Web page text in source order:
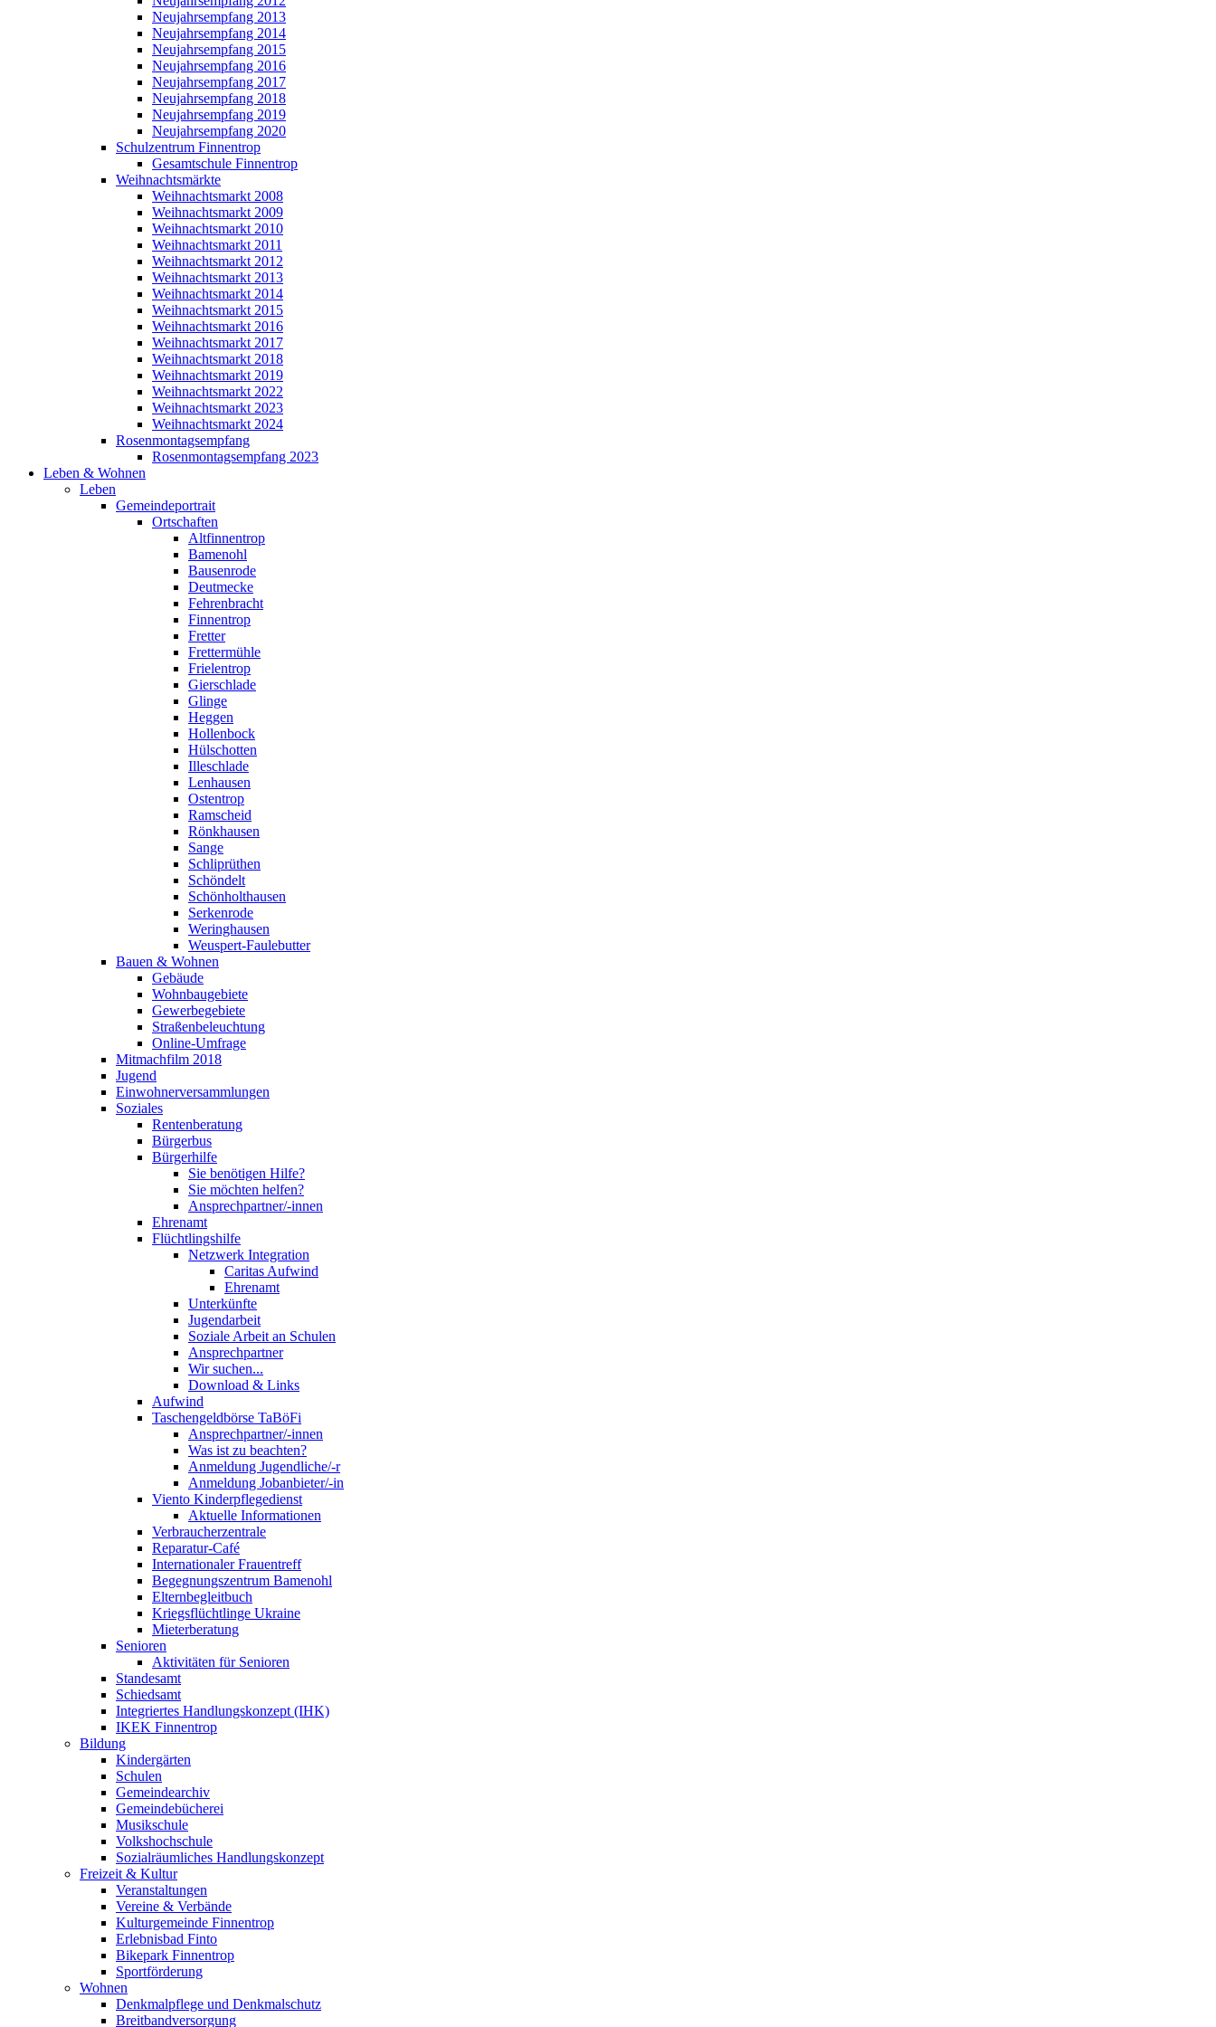
Neujahrsempfang 2013
Neujahrsempfang 2014
Neujahrsempfang 2015
Neujahrsempfang 2016
Neujahrsempfang 2017
Neujahrsempfang 2018
Neujahrsempfang 2019
Neujahrsempfang 2020
Schulzentrum Finnentrop
Gesamtschule Finnentrop
Weihnachtsmärkte
Weihnachtsmarkt 2008
Weihnachtsmarkt 2009
Weihnachtsmarkt 2010
Weihnachtsmarkt 2011
Weihnachtsmarkt 2012
Weihnachtsmarkt 2013
Weihnachtsmarkt 2014
Weihnachtsmarkt 2015
Weihnachtsmarkt 2016
Weihnachtsmarkt 2017
Weihnachtsmarkt 2018
Weihnachtsmarkt 2019
Weihnachtsmarkt 2022
Weihnachtsmarkt 2023
Weihnachtsmarkt 2024
Rosenmontagsempfang
Rosenmontagsempfang 2023
Leben & Wohnen
Leben
Gemeindeportrait
Ortschaften
Altfinnentrop
Bamenohl
Bausenrode
Deutmecke
Fehrenbracht
Finnentrop
Fretter
Frettermühle
Frielentrop
Gierschlade
Glinge
Heggen
Hollenbock
Hülschotten
Illeschlade
Lenhausen
Ostentrop
Ramscheid
Rönkhausen
Sange
Schliprüthen
Schöndelt
Schönholthausen
Serkenrode
Weringhausen
Weuspert-Faulebutter
Bauen & Wohnen
Gebäude
Wohnbaugebiete
Gewerbegebiete
Straßenbeleuchtung
Online-Umfrage
Mitmachfilm 2018
Jugend
Einwohnerversammlungen
Soziales
Rentenberatung
Bürgerbus
Bürgerhilfe
Sie benötigen Hilfe?
Sie möchten helfen?
Ansprechpartner/-innen
Ehrenamt
Flüchtlingshilfe
Netzwerk Integration
Caritas Aufwind
Ehrenamt
Unterkünfte
Jugendarbeit
Soziale Arbeit an Schulen
Ansprechpartner
Wir suchen...
Download & Links
Aufwind
Taschengeldbörse TaBöFi
Ansprechpartner/-innen
Was ist zu beachten?
Anmeldung Jugendliche/-r
Anmeldung Jobanbieter/-in
Viento Kinderpflegedienst
Aktuelle Informationen
Verbraucherzentrale
Reparatur-Café
Internationaler Frauentreff
Begegnungszentrum Bamenohl
Elternbegleitbuch
Kriegsflüchtlinge Ukraine
Mieterberatung
Senioren
Aktivitäten für Senioren
Standesamt
Schiedsamt
Integriertes Handlungskonzept (IHK)
IKEK Finnentrop
Bildung
Kindergärten
Schulen
Gemeindearchiv
Gemeindebücherei
Musikschule
Volkshochschule
Sozialräumliches Handlungskonzept
Freizeit & Kultur
Veranstaltungen
Vereine & Verbände
Kulturgemeinde Finnentrop
Erlebnisbad Finto
Bikepark Finnentrop
Sportförderung
Wohnen
Denkmalpflege und Denkmalschutz
Breitbandversorgung